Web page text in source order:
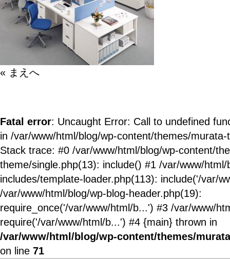
« まえへ
Fatal error: Uncaught Error: Call to undefined
in /var/www/html/blog/wp-content/themes/
Stack trace: #0 /var/www/html/blog/wp-content/
theme/single.php(13): include() #1 /var/www/html/
includes/template-loader.php(113): include('/var/
/var/www/html/blog/wp-blog-header.php(19):
require_once('/var/www/html/b...') #3 /var/www/
require('/var/www/html/b...') #4 {main} thrown in
/var/www/html/blog/wp-content/themes/
on line 71